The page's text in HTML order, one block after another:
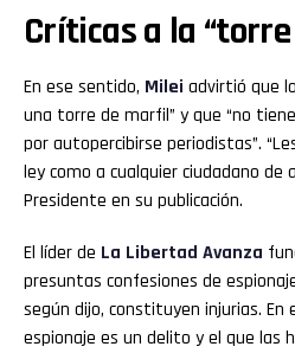
Críticas a la
En ese sentido, Milei advirtió que
una torre de marfil” y que “no
por autopercibirse periodistas”.
ley como a cualquier ciudadano de
Presidente en su publicación.
El líder de La Libertad Avanza
presuntas confesiones de
según dijo, constituyen injurias. En
espionaje es un delito y el que las